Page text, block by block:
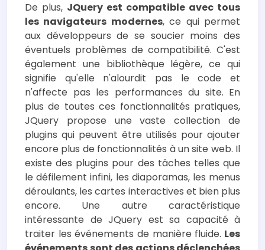
De plus, JQuery est compatible avec tous
les navigateurs modernes, ce qui permet
aux développeurs de se soucier moins des
éventuels problèmes de compatibilité. C'est
également une bibliothèque légère, ce qui
signifie qu'elle n'alourdit pas le code et
n'affecte pas les performances du site. En
plus de toutes ces fonctionnalités pratiques,
JQuery propose une vaste collection de
plugins qui peuvent être utilisés pour ajouter
encore plus de fonctionnalités à un site web. Il
existe des plugins pour des tâches telles que
le défilement infini, les diaporamas, les menus
déroulants, les cartes interactives et bien plus
encore. Une autre caractéristique
intéressante de JQuery est sa capacité à
traiter les événements de manière fluide. Les